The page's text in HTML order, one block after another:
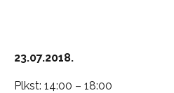
23.07.2018.
Plkst: 14:00 – 18:00